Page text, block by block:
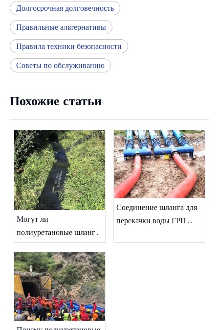
Долгосрочная долговечность
Правильные альтернативы
Правила техники безопасности
Советы по обслуживанию
Похожие статьи
Могут ли
полиуретановые шланги
высокого давления для
гидроразрыва пласта
безопасно работать в
экстремальных зимних
условиях?
Соединение шланга для
перекачки воды ГРП: